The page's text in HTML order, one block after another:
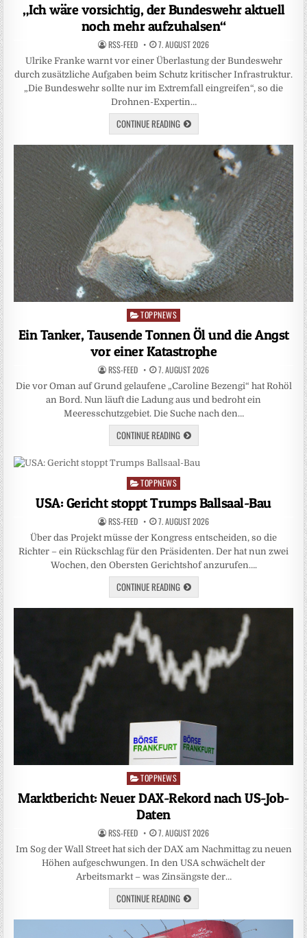
in
„Ich wäre vorsichtig, der Bundeswehr aktuell
noch mehr aufzuhalsen“
RSS-FEED 7. AUGUST 2026
Ulrike Franke warnt vor einer Überlastung der Bundeswehr
durch zusätzliche Aufgaben beim Schutz kritischer Infrastruktur.
„Die Bundeswehr sollte nur im Extremfall eingreifen“, so die
Drohnen-Expertin…
CONTINUE READING
Posted
in
TOPPNEWS
Ein Tanker, Tausende Tonnen Öl und die Angst
vor einer Katastrophe
RSS-FEED 7. AUGUST 2026
Die vor Oman auf Grund gelaufene „Caroline Bezengi“ hat Rohöl
an Bord. Nun läuft die Ladung aus und bedroht ein
Meeresschutzgebiet. Die Suche nach den…
CONTINUE READING
Posted
TOPPNEWS
USA: Gericht stoppt Trumps Ballsaal-Bau
RSS-FEED 7. AUGUST 2026
Über das Projekt müsse der Kongress entscheiden, so die
Richter – ein Rückschlag für den Präsidenten. Der hat nun zwei
Wochen, den Obersten Gerichtshof anzurufen….
CONTINUE READING
Posted
TOPPNEWS
Marktbericht: Neuer DAX-Rekord nach US-Job-
Daten
RSS-FEED 7. AUGUST 2026
Im Sog der Wall Street hat sich der DAX am Nachmittag zu neuen
Höhen aufgeschwungen. In den USA schwächelt der
Arbeitsmarkt – was Zinsängste der…
CONTINUE READING